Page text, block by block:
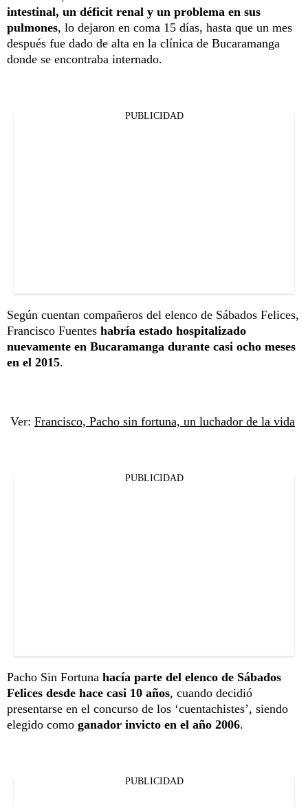
intestinal, un déficit renal y un problema en sus
pulmones, lo dejaron en coma 15 días, hasta que un mes
después fue dado de alta en la clínica de Bucaramanga
donde se encontraba internado.
PUBLICIDAD
Según cuentan compañeros del elenco de Sábados Felices,
Francisco Fuentes habría estado hospitalizado
nuevamente en Bucaramanga durante casi ocho meses
en el 2015.
Ver: Francisco, Pacho sin fortuna, un luchador de la vida
PUBLICIDAD
Pacho Sin Fortuna hacía parte del elenco de Sábados
Felices desde hace casi 10 años, cuando decidió
presentarse en el concurso de los ‘cuentachistes’, siendo
elegido como ganador invicto en el año 2006.
PUBLICIDAD